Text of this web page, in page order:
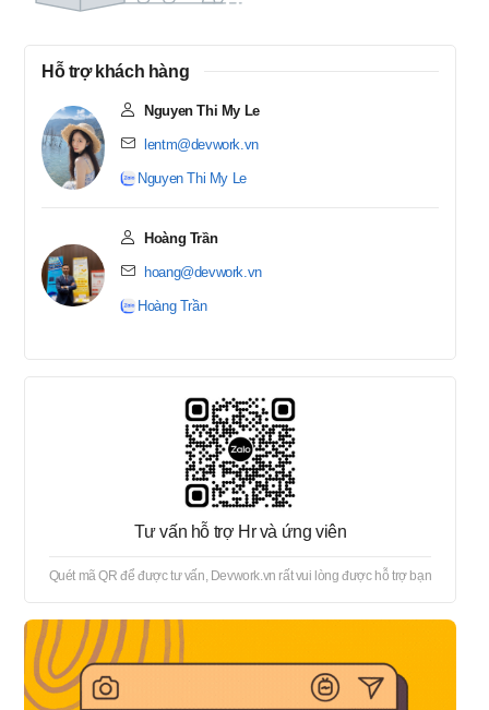
Hỗ trợ khách hàng
Nguyen Thi My Le
lentm@devwork.vn
Nguyen Thi My Le
Hoàng Trần
hoang@devwork.vn
Hoàng Trần
Tư vấn hỗ trợ Hr và ứng viên
Quét mã QR để được tư vấn, Devwork.vn rất vui lòng được hỗ trợ bạn